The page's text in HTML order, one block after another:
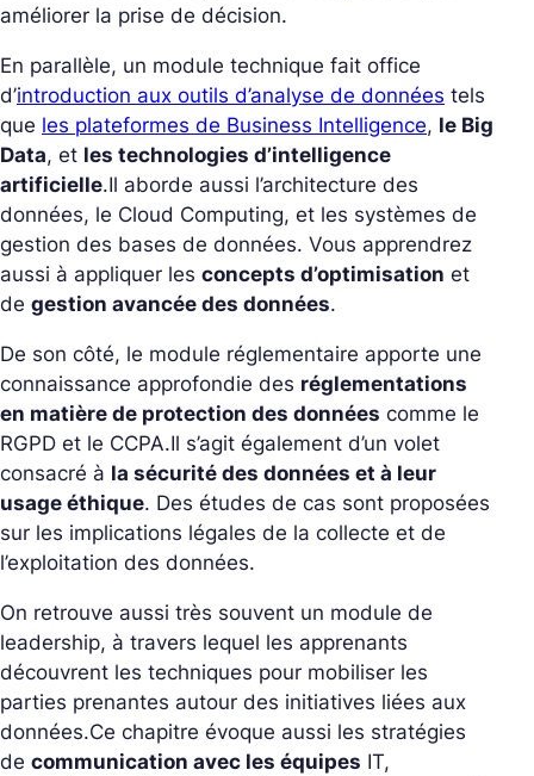
améliorer la prise de décision.
En parallèle, un module technique fait office
d’introduction aux outils d’analyse de données tels
que les plateformes de Business Intelligence, le Big
Data, et les technologies d’intelligence
artificielle.Il aborde aussi l’architecture des
données, le Cloud Computing, et les systèmes de
gestion des bases de données. Vous apprendrez
aussi à appliquer les concepts d’optimisation et
de gestion avancée des données.
De son côté, le module réglementaire apporte une
connaissance approfondie des réglementations
en matière de protection des données comme le
RGPD et le CCPA.Il s’agit également d’un volet
consacré à la sécurité des données et à leur
usage éthique. Des études de cas sont proposées
sur les implications légales de la collecte et de
l’exploitation des données.
On retrouve aussi très souvent un module de
leadership, à travers lequel les apprenants
découvrent les techniques pour mobiliser les
parties prenantes autour des initiatives liées aux
données.Ce chapitre évoque aussi les stratégies
de communication avec les équipes IT,